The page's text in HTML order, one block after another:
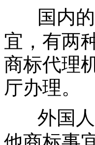
国内
宜，有两
商标代理
厅办理。
外国